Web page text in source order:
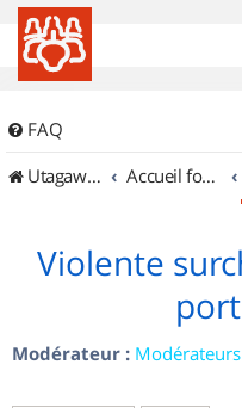
FAQ
UtagawaVTT (Randos VTT et VTTAE avec traces GPS)
Accueil forum
Violente
Modérateur :